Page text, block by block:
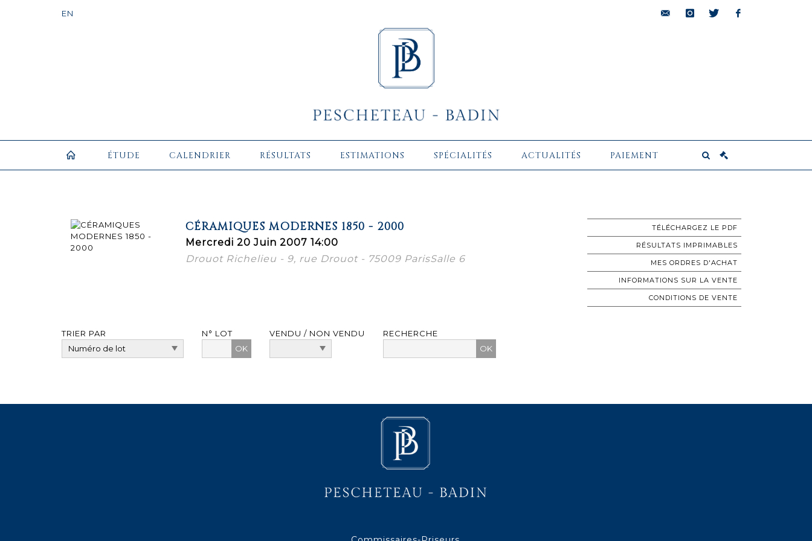
ÉTUDE CALENDRIER RÉSULTATS ESTIMATIONS SPÉCIALITÉS ACTUALITÉS PAIEMENT
CÉRAMIQUES MODERNES 1850 - 2000
Mercredi 20 Juin 2007 14:00
Drouot Richelieu - 9, rue Drouot - 75009 ParisSalle 6
TÉLÉCHARGEZ LE PDF
RÉSULTATS IMPRIMABLES
MES ORDRES D'ACHAT
INFORMATIONS SUR LA VENTE
CONDITIONS DE VENTE
TRIER PAR
N° LOT
OK
VENDU / NON VENDU RECHERCHE